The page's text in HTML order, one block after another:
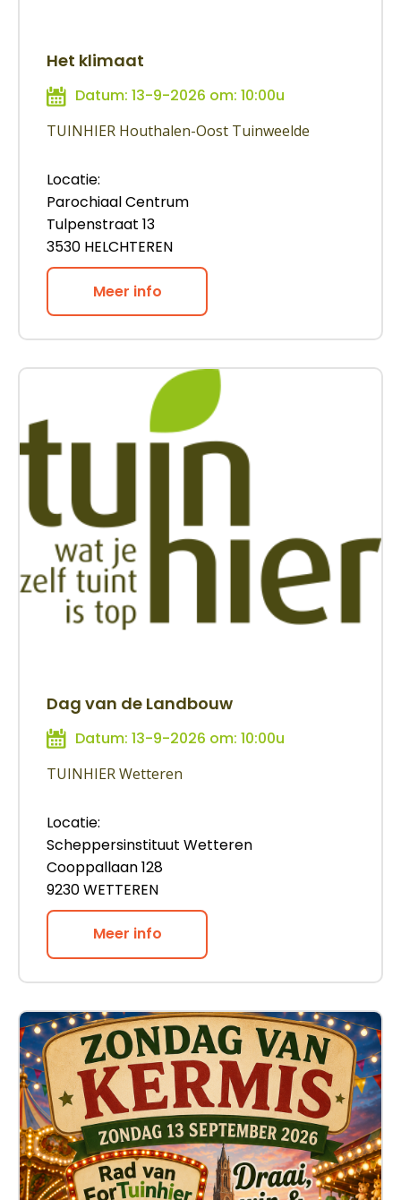
Het klimaat
Datum: 13-9-2026 om: 10:00u
TUINHIER Houthalen-Oost Tuinweelde
Locatie:
Parochiaal Centrum
Tulpenstraat 13
3530 HELCHTEREN
Meer info
Dag van de Landbouw
Datum: 13-9-2026 om: 10:00u
TUINHIER Wetteren
Locatie:
Scheppersinstituut Wetteren
Cooppallaan 128
9230 WETTEREN
Meer info